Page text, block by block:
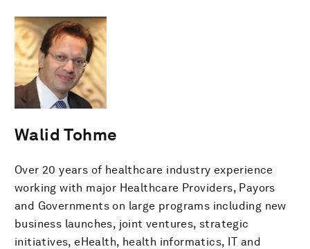
Walid Tohme
Over 20 years of healthcare industry experience
working with major Healthcare Providers, Payors
and Governments on large programs including new
business launches, joint ventures, strategic
initiatives, eHealth, health informatics, IT and